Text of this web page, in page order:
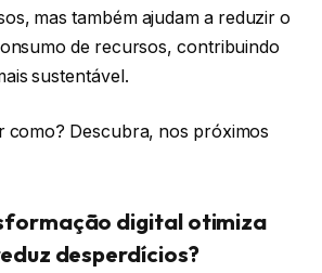
mas também ajudam a reduzir o
de recursos, contribuindo
sustentável.
como? Descubra, nos próximos
digital otimiza
desperdícios?